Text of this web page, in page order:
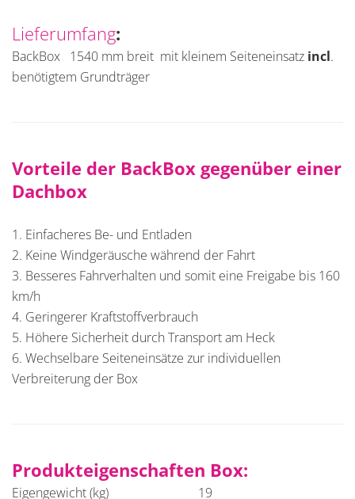
Lieferumfang:
BackBox 1540 mm breit mit kleinem Seiteneinsatz incl.
benötigtem Grundträger
Vorteile der BackBox gegenüber einer
Dachbox
1. Einfacheres Be- und Entladen
2. Keine Windgeräusche während der Fahrt
3. Besseres Fahrverhalten und somit eine Freigabe bis 160
km/h
4. Geringerer Kraftstoffverbrauch
5. Höhere Sicherheit durch Transport am Heck
6. Wechselbare Seiteneinsätze zur individuellen
Verbreiterung der Box
Produkteigenschaften Box:
Eigengewicht (kg)
19